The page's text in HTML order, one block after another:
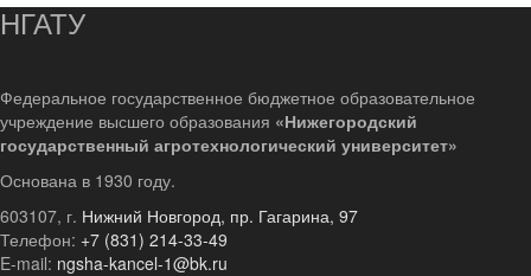
НГАТУ
Федеральное государственное бюджетное образовательное
учреждение высшего образования «Нижегородский
государственный агротехнологический университет»
Основана в 1930 году.
603107, г. Нижний Новгород, пр. Гагарина, 97
Телефон: +7 (831) 214-33-49
E-mail: ngsha-kancel-1@bk.ru